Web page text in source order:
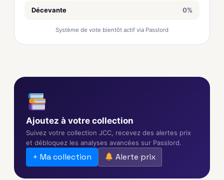
Décevante 0%
Système de vote bientôt actif via Passlord
Ajoutez à votre collection
Suivez votre collection JCC, recevez des alertes prix
et débloquez les analyses avancées sur Passlord.
+ Ma collection Alerte prix